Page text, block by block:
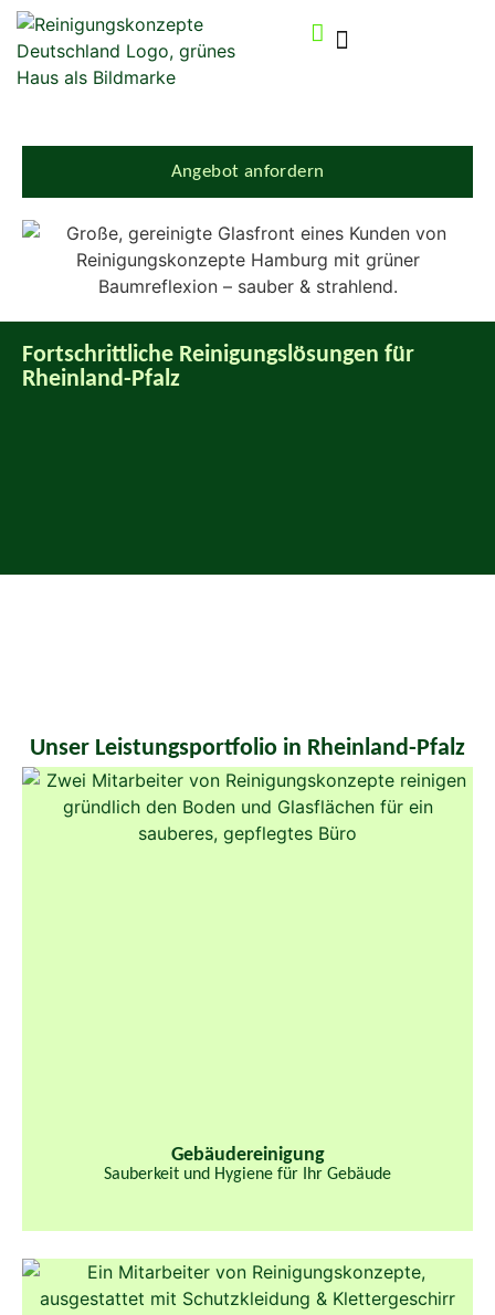
Angebot anfordern
Fortschrittliche Reinigungslösungen für
Rheinland-Pfalz
Unser Leistungsportfolio in Rheinland-Pfalz
Gebäudereinigung
Sauberkeit und Hygiene für Ihr Gebäude